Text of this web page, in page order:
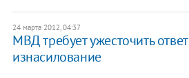
24 марта 2012, 04:37
МВД требует ужесточить
изнасилование